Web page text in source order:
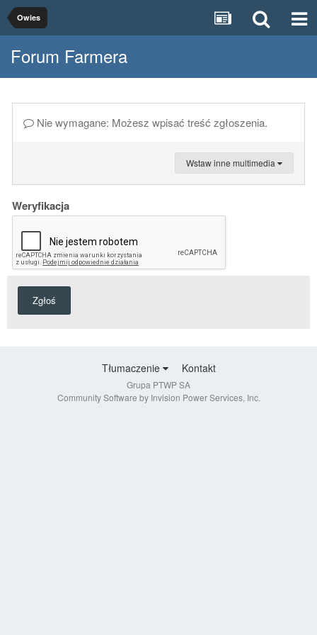
Owies
Forum Farmera
Nie wymagane: Możesz wpisać treść zgłoszenia.
Wstaw inne multimedia
Weryfikacja
Zgłoś
Tłumaczenie Kontakt
Grupa PTWP SA
Community Software by Invision Power Services, Inc.